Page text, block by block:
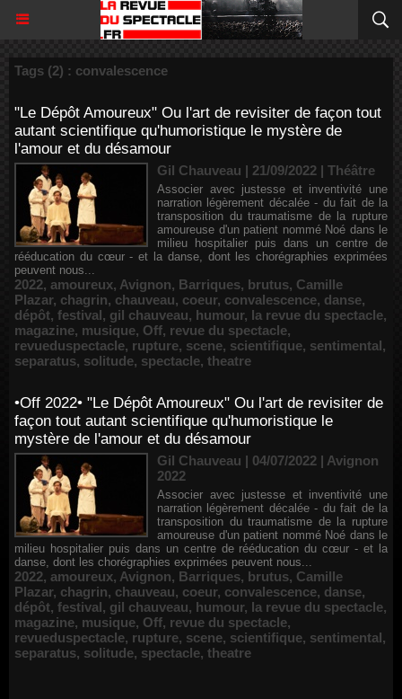
Tags (2) : convalescence
"Le Dépôt Amoureux" Ou l'art de revisiter de façon tout
autant scientifique qu'humoristique le mystère de
l'amour et du désamour
Gil Chauveau | 21/09/2022 | Théâtre
Associer avec justesse et inventivité une
narration légèrement décalée - du fait de la
transposition du traumatisme de la rupture
amoureuse d'un patient nommé Noé dans le
milieu hospitalier puis dans un centre de
rééducation du cœur - et la danse, dont les chorégraphies exprimées
peuvent nous...
2022, amoureux, Avignon, Barriques, brutus, Camille
Plazar, chagrin, chauveau, coeur, convalescence, danse,
dépôt, festival, gil chauveau, humour, la revue du spectacle,
magazine, musique, Off, revue du spectacle,
revueduspectacle, rupture, scene, scientifique, sentimental,
separatus, solitude, spectacle, theatre
•Off 2022• "Le Dépôt Amoureux" Ou l'art de revisiter de
façon tout autant scientifique qu'humoristique le
mystère de l'amour et du désamour
Gil Chauveau | 04/07/2022 | Avignon
2022
Associer avec justesse et inventivité une
narration légèrement décalée - du fait de la
transposition du traumatisme de la rupture
amoureuse d'un patient nommé Noé dans le
milieu hospitalier puis dans un centre de rééducation du cœur - et la
danse, dont les chorégraphies exprimées peuvent nous...
2022, amoureux, Avignon, Barriques, brutus, Camille
Plazar, chagrin, chauveau, coeur, convalescence, danse,
dépôt, festival, gil chauveau, humour, la revue du spectacle,
magazine, musique, Off, revue du spectacle,
revueduspectacle, rupture, scene, scientifique, sentimental,
separatus, solitude, spectacle, theatre